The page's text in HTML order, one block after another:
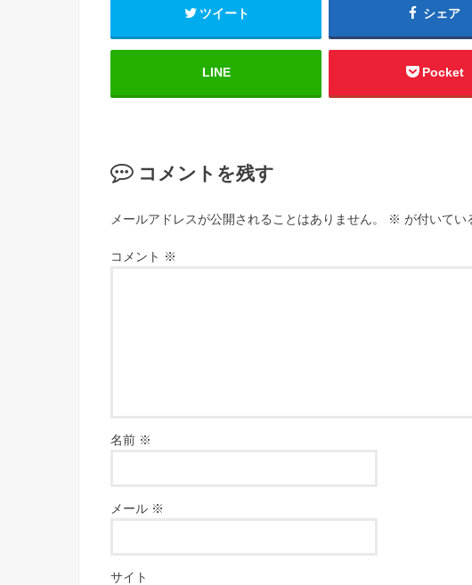
ツイート シェア
LINE Pocket
コメントを残す
メールアドレスが公開されることはありません。 ※ が付いてい
コメント ※
名前 ※
メール ※
サイト